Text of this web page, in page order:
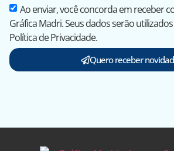
Ao enviar, você concorda em receber
Gráfica Madri. Seus dados serão
Política de Privacidade.
Quero receber